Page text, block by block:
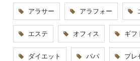
アラサー アラフォー
エステ オフィス ギフ
ダイエット パパ プレ